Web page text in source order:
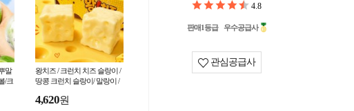
말
/크
왕치즈 / 크런치 치즈 슬랑이 /
땅콩 크런치 슬랑이/ 말랑이 /
4,620원
4.8
판매1등급 우수공급사
관심공급사